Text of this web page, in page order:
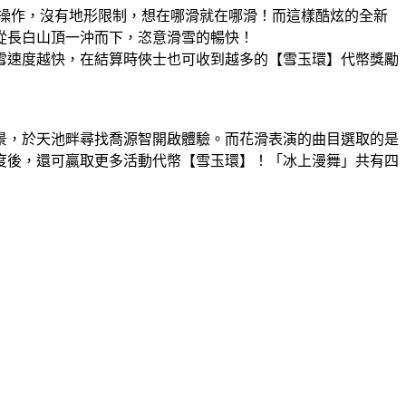
，沒有地形限制，想在哪滑就在哪滑！而這樣酷炫的全新
白山頂一沖而下，恣意滑雪的暢快！
度越快，在結算時俠士也可收到越多的【雪玉環】代幣獎勵
於天池畔尋找喬源智開啟體驗。而花滑表演的曲目選取的是
，還可贏取更多活動代幣【雪玉環】！「冰上漫舞」共有四